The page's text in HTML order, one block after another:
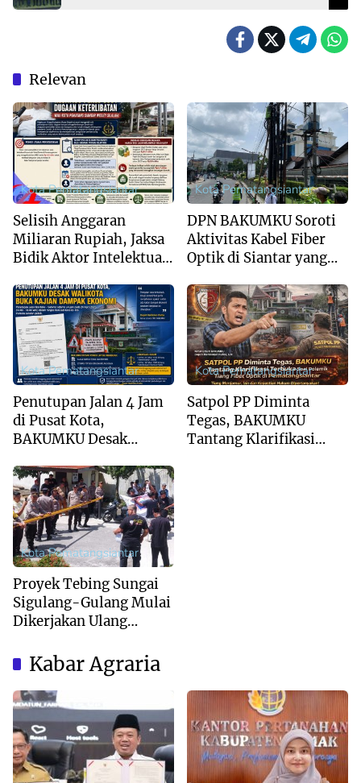
Relevan
Kota Pematangsiantar
Selisih Anggaran
Miliaran Rupiah, Jaksa
Bidik Aktor Intelektual
DPRKP Siantar
Kota Pematangsiantar
DPN BAKUMKU Soroti
Aktivitas Kabel Fiber
Optik di Siantar yang
Satpol PP
Kota Pematangsiantar
Penutupan Jalan 4 Jam
di Pusat Kota,
BAKUMKU Desak
Kajian Dampak
Ekonomi
Kota Pematangsiantar
Satpol PP Diminta
Tegas, BAKUMKU
Tantang Klarifikasi
Kota Pematangsiantar
Proyek Tebing Sungai
Sigulang-Gulang Mulai
Dikerjakan Ulang
Kabar Agraria